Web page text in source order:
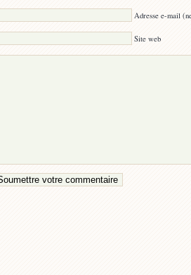
Adresse e-mail
Site web